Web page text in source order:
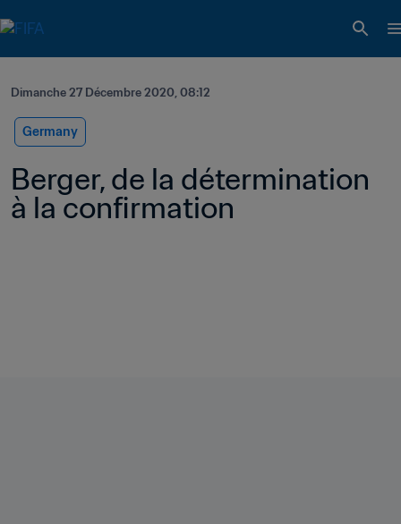
Dimanche 27 Décembre 2020, 08:12
Germany
Berger, de la détermination
à la confirmation